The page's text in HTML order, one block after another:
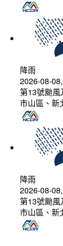
降雨
2026-08-
第13號颱
市山區、新
降雨
2026-08-
第13號颱
市山區、新